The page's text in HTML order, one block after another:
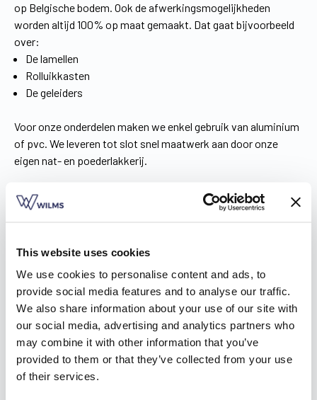
This website uses cookies
We use cookies to personalise content and ads, to
provide social media features and to analyse our traffic.
We also share information about your use of our site with
our social media, advertising and analytics partners who
may combine it with other information that you’ve
provided to them or that they’ve collected from your use
of their services.
op Belgische bodem. Ook de afwerkingsmogelijkheden
worden altijd 100% op maat gemaakt. Dat gaat bijvoorbeeld
over:
De lamellen
Rolluikkasten
De geleiders
Voor onze onderdelen maken we enkel gebruik van aluminium
of pvc. We leveren tot slot snel maatwerk aan door onze
eigen nat- en poederlakkerij.